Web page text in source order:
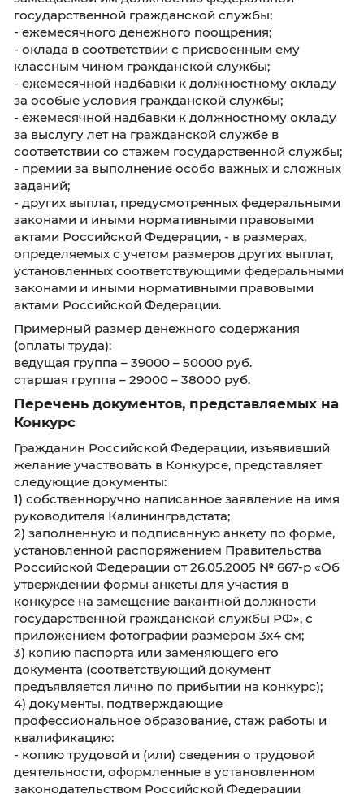
сайтаhttp://gossluzhba.gov.ruв разделе
«образование» // «Тесты для самопроверки»).
С подробной информацией о Конкурсе
ознакомиться на официальном сайте
Калининградстата в информационно-
телекоммуникационной сети «Интернет»
(http://kaliningrad.gks.ru) в разделе «О
Калининградстате\Государственнаяслужба\
Конкурсы\ Конкурсы на замещение
должностей» и ЕИСУКС (http://
Место проведения Конкурса по
Калининград, пр. Московский, д.
Порядок проведения Конкурса:
I этап – прием документов,
достоверности, представленных
соответствия квалификационным
(к уровню образования, стажу
службы или стажу (опыту) работы
(гражданского служащего) по
II этап – тестирование и
Условия прохождения гражданской
Условия прохождения гражданской службы
установлены Федеральным законом №79-
другими федеральными законами, указами
Президента Российской Федерации и
постановлениями Правительства
Федерации.
Гражданским служащим Калининградстата
устанавливается пятидневная служебная
(выходные дни – суббота и воскресенье,
праздничные дни), служебное время с 8.00
в пятницу с 8.00 до 16.00.
Продолжительность ежегодного
отпуска устанавливается в соответствии со
46 Федерального закона № 79-ФЗ.